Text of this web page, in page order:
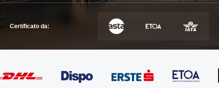
Certificato da: